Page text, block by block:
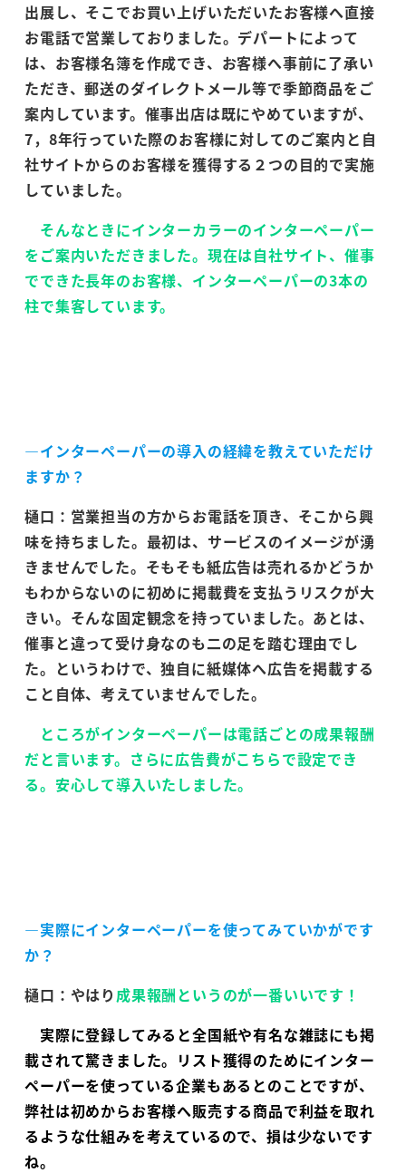
出展し、そこでお買い上げいただいたお客様へ直接
お電話で営業しておりました。デパートによって
は、お客様名簿を作成でき、お客様へ事前に了承い
ただき、郵送のダイレクトメール等で季節商品をご
案内しています。催事出店は既にやめていますが、
7，8年行っていた際のお客様に対してのご案内と自
社サイトからのお客様を獲得する２つの目的で実施
していました。
そんなときにインターカラーのインターペーパー
をご案内いただきました。現在は自社サイト、催事
でできた長年のお客様、インターペーパーの3本の
柱で集客しています。
―インターペーパーの導入の経緯を教えていただけ
ますか？
樋口：営業担当の方からお電話を頂き、そこから興
味を持ちました。最初は、サービスのイメージが湧
きませんでした。そもそも紙広告は売れるかどうか
もわからないのに初めに掲載費を支払うリスクが大
きい。そんな固定観念を持っていました。あとは、
催事と違って受け身なのも二の足を踏む理由でし
た。というわけで、独自に紙媒体へ広告を掲載する
こと自体、考えていませんでした。
ところがインターペーパーは電話ごとの成果報酬
だと言います。さらに広告費がこちらで設定でき
る。安心して導入いたしました。
―実際にインターペーパーを使ってみていかがです
か？
樋口：やはり 成果報酬というのが一番いいです！
実際に登録してみると全国紙や有名な雑誌にも掲
載されて驚きました。リスト獲得のためにインター
ペーパーを使っている企業もあるとのことですが、
弊社は初めからお客様へ販売する商品で利益を取れ
るような仕組みを考えているので、損は少ないです
ね。